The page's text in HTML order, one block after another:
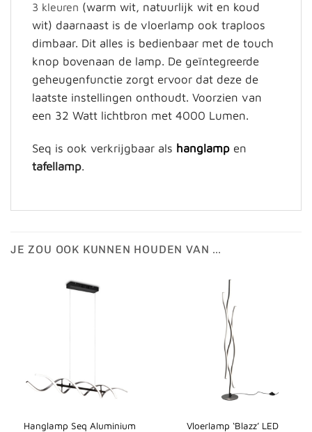
3 kleuren (warm wit, natuurlijk wit en koud
wit) daarnaast is de vloerlamp ook traploos
dimbaar. Dit alles is bedienbaar met de touch
knop bovenaan de lamp. De geïntegreerde
geheugenfunctie zorgt ervoor dat deze de
laatste instellingen onthoudt. Voorzien van
een 32 Watt lichtbron met 4000 Lumen.
Seq is ook verkrijgbaar als hanglamp en
tafellamp.
JE ZOU OOK KUNNEN HOUDEN VAN …
Hanglamp Seq Aluminium
Vloerlamp ‘Blazz’ LED